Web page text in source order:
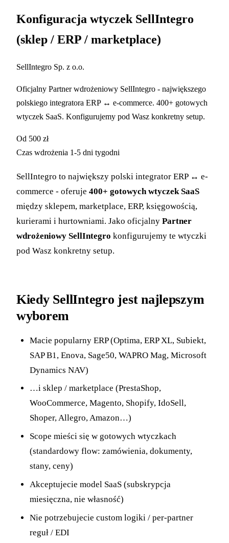
Konfiguracja wtyczek SellIntegro
(sklep / ERP / marketplace)
SellIntegro Sp. z o.o.
Oficjalny Partner wdrożeniowy SellIntegro - największego
polskiego integratora ERP ↔ e-commerce. 400+ gotowych
wtyczek SaaS. Konfigurujemy pod Wasz konkretny setup.
Od 500 zł
Czas wdrożenia 1-5 dni tygodni
SellIntegro to największy polski integrator ERP ↔ e-
commerce - oferuje 400+ gotowych wtyczek SaaS
między sklepem, marketplace, ERP, księgowością,
kurierami i hurtowniami. Jako oficjalny Partner
wdrożeniowy SellIntegro konfigurujemy te wtyczki
pod Wasz konkretny setup.
Kiedy SellIntegro jest najlepszym
wyborem
Macie popularny ERP (Optima, ERP XL, Subiekt,
SAP B1, Enova, Sage50, WAPRO Mag, Microsoft
Dynamics NAV)
…i sklep / marketplace (PrestaShop,
WooCommerce, Magento, Shopify, IdoSell,
Shoper, Allegro, Amazon…)
Scope mieści się w gotowych wtyczkach
(standardowy flow: zamówienia, dokumenty,
stany, ceny)
Akceptujecie model SaaS (subskrypcja
miesięczna, nie własność)
Nie potrzebujecie custom logiki / per-partner
reguł / EDI